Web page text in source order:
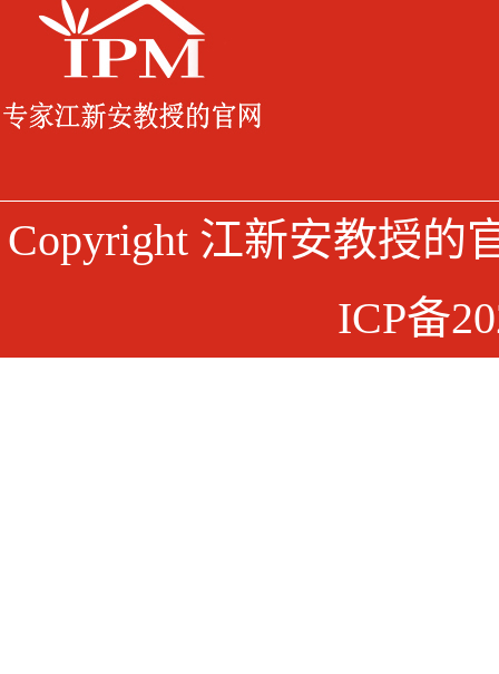
Copyright 江新安教授的
ICP备